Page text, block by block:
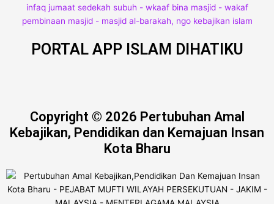
PORTAL APP ISLAM DIHATIKU
Copyright © 2026 Pertubuhan Amal
Kebajikan, Pendidikan dan Kemajuan Insan
Kota Bharu